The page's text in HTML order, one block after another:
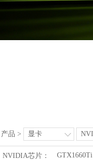
产品 > 显卡
NVIDIA芯片： GTX1660Ti